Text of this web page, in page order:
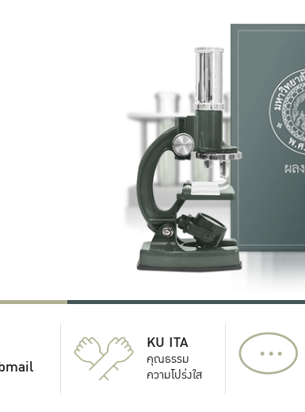
KU ITA
คุณธรรม
ความโปร่งใส
...